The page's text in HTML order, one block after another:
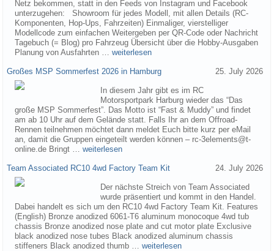
Netz bekommen, statt in den Feeds von Instagram und Facebook
unterzugehen: Showroom für jedes Modell, mit allen Details (RC-
Komponenten, Hop-Ups, Fahrzeiten) Einmaliger, vierstelliger
Modellcode zum einfachen Weitergeben per QR-Code oder Nachricht
Tagebuch (= Blog) pro Fahrzeug Übersicht über die Hobby-Ausgaben
Planung von Ausfahrten … weiterlesen
Großes MSP Sommerfest 2026 in Hamburg 25. July 2026
In diesem Jahr gibt es im RC
Motorsportpark Harburg wieder das “Das
große MSP Sommerfest”. Das Motto ist “Fast & Muddy” und findet
am ab 10 Uhr auf dem Gelände statt. Falls Ihr an dem Offroad-
Rennen teilnehmen möchtet dann meldet Euch bitte kurz per eMail
an, damit die Gruppen eingeteilt werden können – rc-3elements@t-
online.de Bringt … weiterlesen
Team Associated RC10 4wd Factory Team Kit 24. July 2026
Der nächste Streich von Team Associated
wurde präsentiert und kommt in den Handel.
Dabei handelt es sich um den RC10 4wd Factory Team Kit. Features
(English) Bronze anodized 6061-T6 aluminum monocoque 4wd tub
chassis Bronze anodized nose plate and cut motor plate Exclusive
black anodized nose tubes Black anodized aluminum chassis
stiffeners Black anodized thumb … weiterlesen